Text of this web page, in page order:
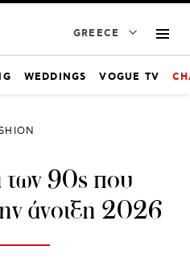
GREECE
WEDDINGS VOGUE TV
των 90s που
άνοιξη 2026